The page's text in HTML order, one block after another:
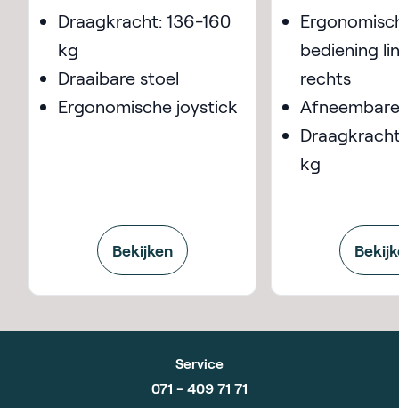
Draagkracht: 136-160
kg
Draaibare stoel
Ergonomische joystick
Bekijken
bediening
rechts
kg
Service
071 - 409 71 71